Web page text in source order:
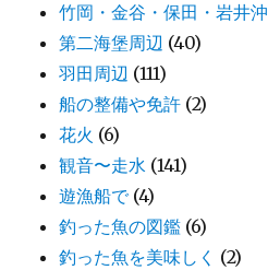
竹岡・金谷・保田・岩井沖
第二海堡周辺 (40)
羽田周辺 (111)
船の整備や免許 (2)
花火 (6)
観音〜走水 (141)
遊漁船で(4)
釣った魚の図鑑 (6)
釣った魚を美味しく (2)